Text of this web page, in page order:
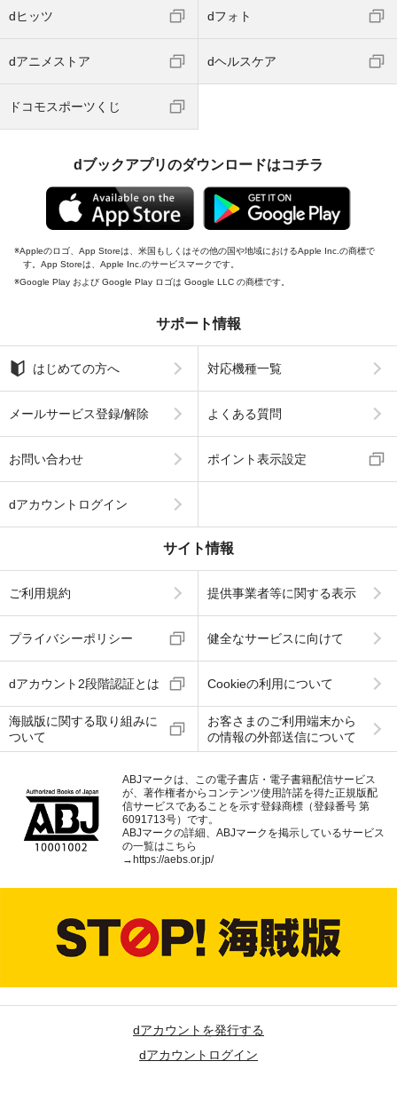
dヒッツ dフォト
dアニメストア dヘルスケア
ドコモスポーツくじ
dブックアプリのダウンロードはコチラ
Appleのロゴ、App Storeは、米国もしくはその他の国や地域におけるApple Inc.の商標で
す。App Storeは、Apple Inc.のサービスマークです。
Google Play および Google Play ロゴは Google LLC の商標です。
サポート情報
はじめての方へ 対応機種一覧
メールサービス登録/解除 よくある質問
お問い合わせ ポイント表示設定
dアカウントログイン
サイト情報
ご利用規約 提供事業者等に関する表示
プライバシーポリシー 健全なサービスに向けて
dアカウント2段階認証とは Cookieの利用について
海賊版に関する取り組みに
ついて
お客さまのご利用端末から
の情報の外部送信について
ABJマークは、この電子書店・電子書籍配信サービス
が、著作権者からコンテンツ使用許諾を得た正規版配
信サービスであることを示す登録商標（登録番号 第
6091713号）です。
ABJマークの詳細、ABJマークを掲示しているサービス
の一覧はこちら
→ https://aebs.or.jp/
dアカウントを発行する
dアカウントログイン